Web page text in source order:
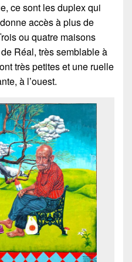
ce sont les duplex qui
accès à plus de
ou quatre maisons
Réal, très semblable à
très petites et une ruelle
à l’ouest.